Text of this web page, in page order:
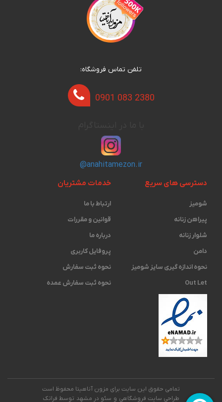
تلفن تماس فروشگاه:
0901 083 2380
@anahitamezon.ir
دسترسی های سریع
شومیز
پیراهن زنانه
شلوار زنانه
دامن
نحوه اندازه گیری ‫سایز شومیز
Out Let
خدمات مشتریان
ارتباط با ما
قوانین و مقررات
درباره ما
پروفایل کاربری
نحوه ثبت سفارش
نحوه ثبت سفارش عمده
تمامی حقوق این سایت برای مزون آناهیتا محفوظ است
طراحی سایت فروشگاهی و سئو در مشهد توسط فراتک